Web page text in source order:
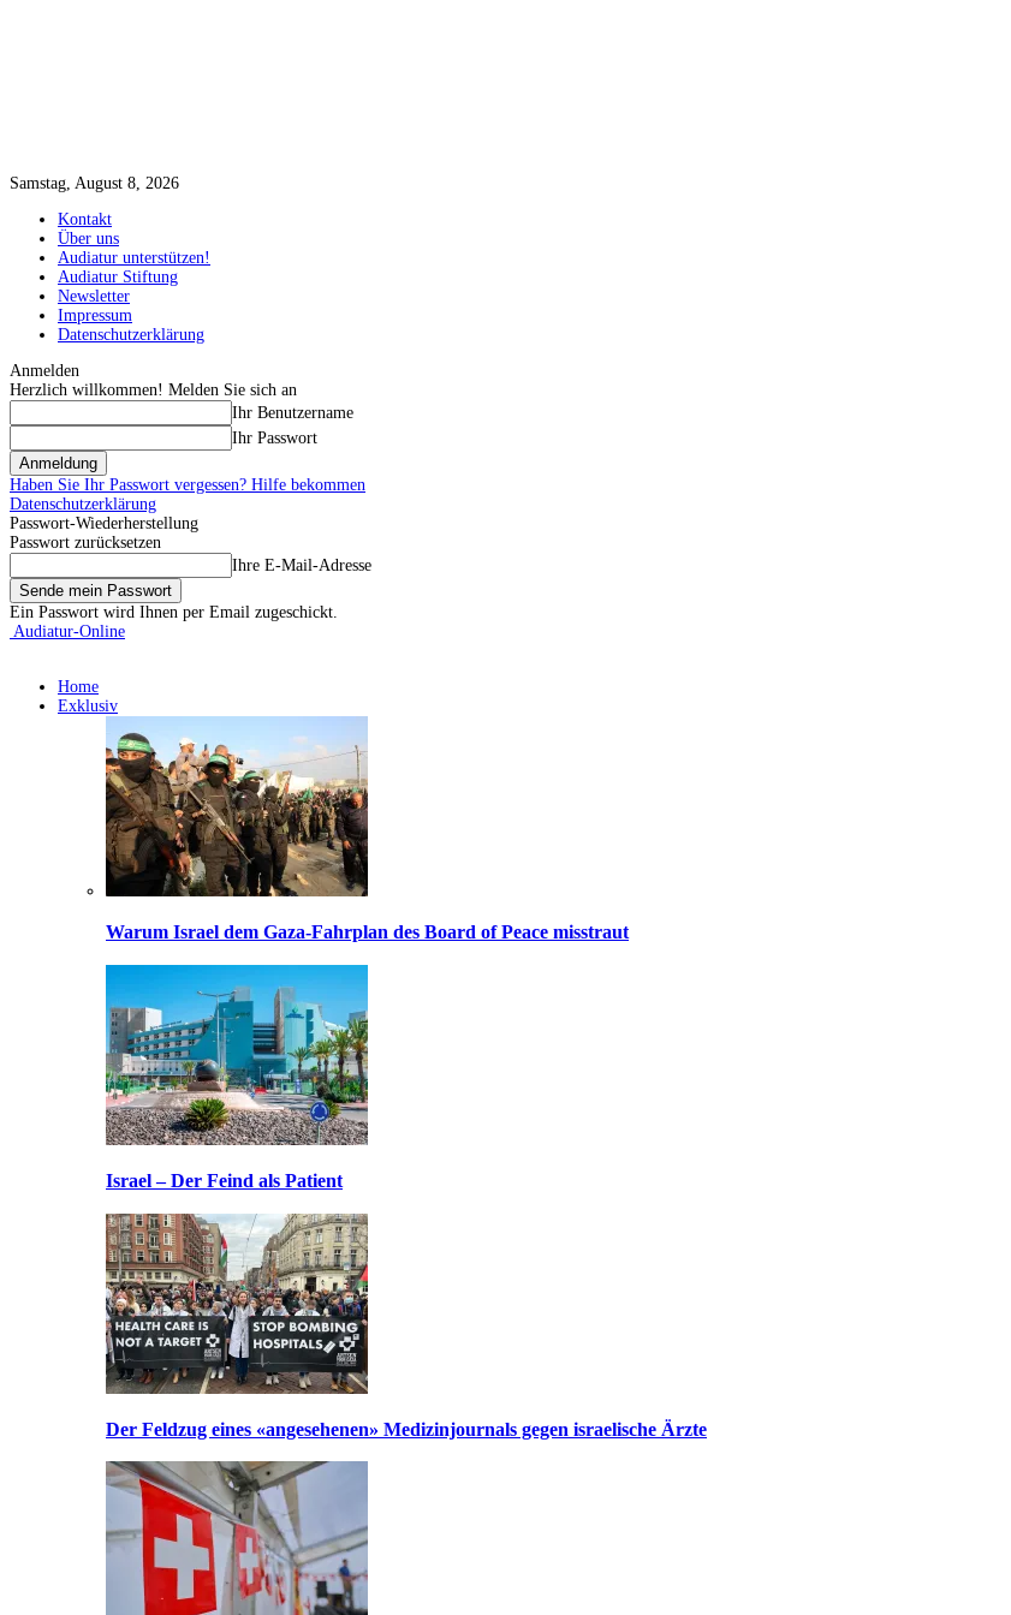
Samstag, August 8, 2026
Kontakt
Über uns
Audiatur unterstützen!
Audiatur Stiftung
Newsletter
Impressum
Datenschutzerklärung
Anmelden
Herzlich willkommen! Melden Sie sich an
Ihr Benutzername
Ihr Passwort
Haben Sie Ihr Passwort vergessen? Hilfe bekommen
Datenschutzerklärung
Passwort-Wiederherstellung
Passwort zurücksetzen
Ihre E-Mail-Adresse
Ein Passwort wird Ihnen per Email zugeschickt.
Audiatur-Online
Home
Exklusiv
Warum Israel dem Gaza-Fahrplan des Board of Peace misstraut
Israel – Der Feind als Patient
Der Feldzug eines «angesehenen» Medizinjournals gegen israelische Ärzte